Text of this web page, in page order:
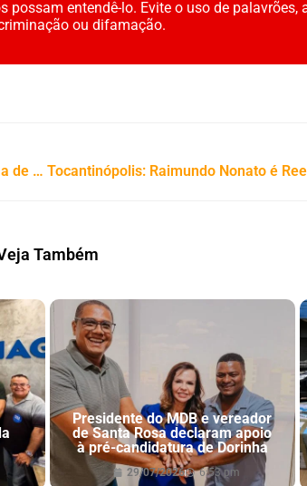
possam entendê-lo. Evite o uso de palavrões,
ou difamação.
De Araguaína Para o Fantástico: Prisão de Karol Digital é Tema de Reportagem do Show da Vida “Rede Globo”
Também
Presidente do MDB e vereador
de Santa Rosa declaram apoio
à pré-candidatura de Dorinha
29/07/2026 6:53 pm